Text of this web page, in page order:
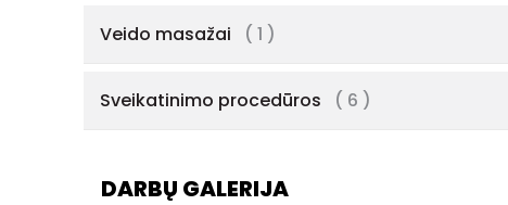
Veido masažai ( 1 )
Sveikatinimo procedūros ( 6 )
DARBŲ GALERIJA